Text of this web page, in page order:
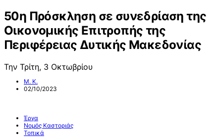
50η Πρόσκληση σε συνεδρίαση της
Οικονομικής Επιτροπής της
Περιφέρειας Δυτικής Μακεδονίας
Την Τρίτη, 3 Οκτωβρίου
Μ. Κ.
02/10/2023
Έργα
Νομός Καστοριάς
Τοπικά